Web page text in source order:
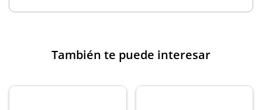
También te puede interesar